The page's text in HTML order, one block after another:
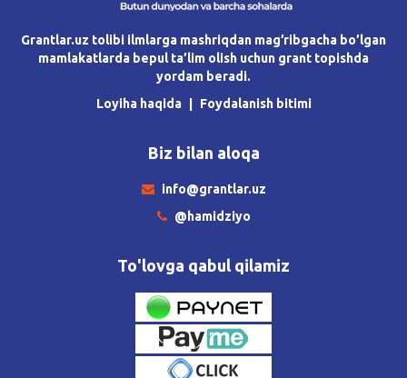
Grantlar.uz tolibi ilmlarga mashriqdan mag’ribgacha bo’lgan
mamlakatlarda bepul ta’lim olish uchun grant topishda
yordam beradi.
Loyiha haqida
Foydalanish bitimi
Biz bilan aloqa
info@grantlar.uz
@hamidziyo
To'lovga qabul qilamiz